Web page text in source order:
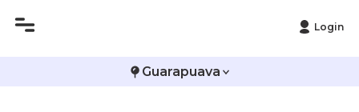
Login
Guarapuava